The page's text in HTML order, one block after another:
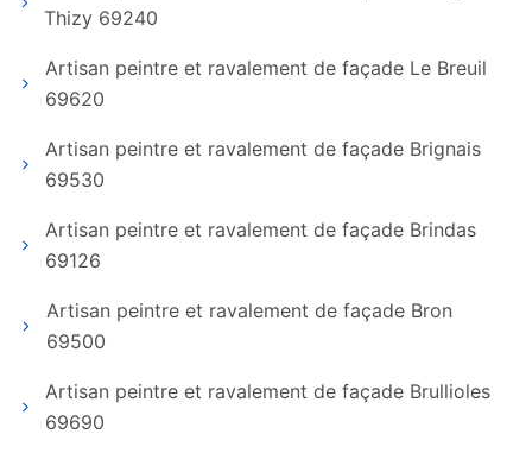
Thizy 69240
Artisan peintre et ravalement de façade Le Breuil
69620
Artisan peintre et ravalement de façade Brignais
69530
Artisan peintre et ravalement de façade Brindas
69126
Artisan peintre et ravalement de façade Bron
69500
Artisan peintre et ravalement de façade Brullioles
69690